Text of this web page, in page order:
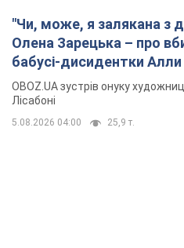
"Чи, може, я залякана з
Олена Зарецька – про
бабусі-дисидентки Алли
критику Дмитра Стуса
Португалію з 5 дітьми
OBOZ.UA зустрів онуку
Лісабоні
5.08.2026 04:00 25,9 т.